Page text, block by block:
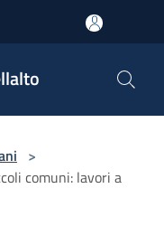
>
comuni: lavori a